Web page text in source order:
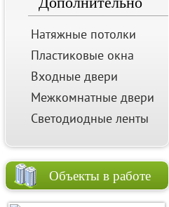
Натяжные потолки
Пластиковые окна
Входные двери
Межкомнатные двери
Светодиодные ленты
Объекты в работе